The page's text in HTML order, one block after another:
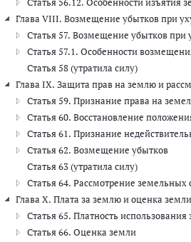
Статья 56.12. Особенности изъятия
Глава VIII. Возмещение убытков при
Статья 57. Возмещение убытков при
Статья 57.1. Особенности
Статья 58 (утратила силу)
Глава IX. Защита прав на землю и
Статья 59. Признание права на
Статья 60. Восстановление
Статья 61. Признание
Статья 62. Возмещение убытков
Статья 63 (утратила силу)
Статья 64. Рассмотрение земельных
Глава X. Плата за землю и оценка земли
Статья 65. Платность использования
Статья 66. Оценка земли